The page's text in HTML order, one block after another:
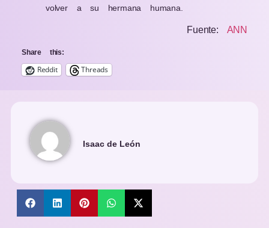
volver a su hermana humana.
Fuente: ANN
Share this:
Reddit Threads
Isaac de León